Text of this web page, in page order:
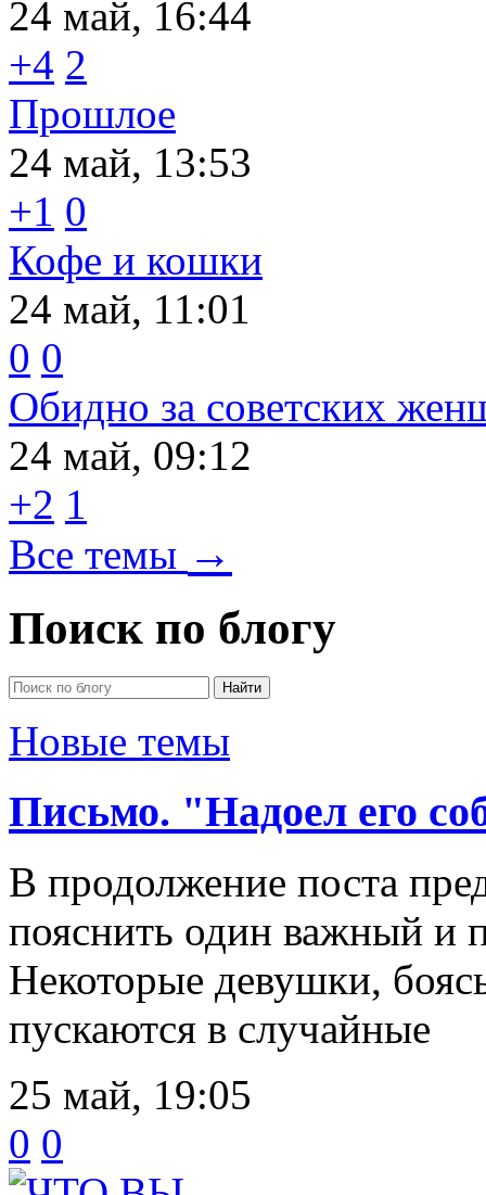
24 май, 16:44
+4 2
Прошлое
24 май, 13:53
+1 0
Кофе и кошки
24 май, 11:01
0 0
Обидно за советских
24 май, 09:12
+2 1
Все темы →
Поиск по блогу
Новые темы
Письмо. "Надоел его
В продолжение поста
пояснить один важный и
Некоторые девушки,
пускаются в случайные
25 май, 19:05
0 0